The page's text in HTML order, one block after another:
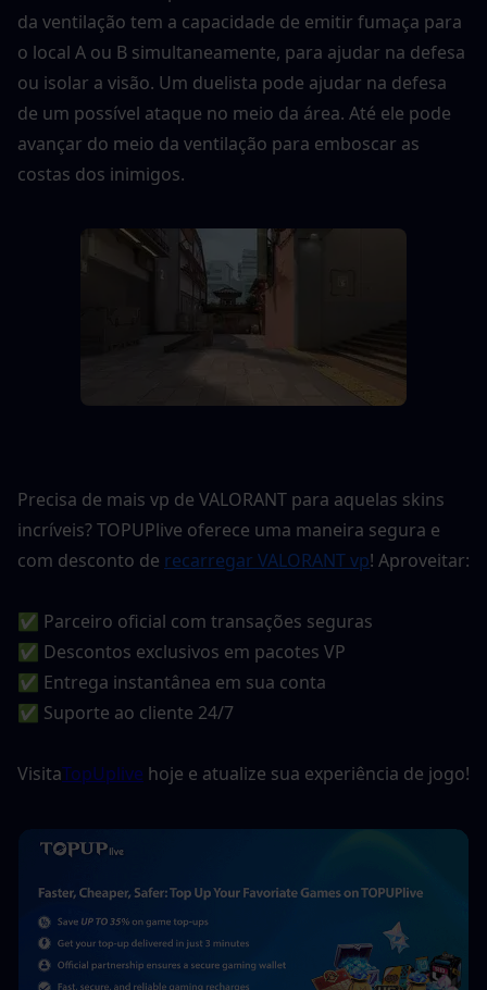
da ventilação tem a capacidade de emitir fumaça para
o local A ou B simultaneamente, para ajudar na defesa
ou isolar a visão. Um duelista pode ajudar na defesa
de um possível ataque no meio da área. Até ele pode
avançar do meio da ventilação para emboscar as
costas dos inimigos.
Precisa de mais vp de VALORANT para aquelas skins
incríveis? TOPUPlive oferece uma maneira segura e
com desconto de recarregar VALORANT vp! Aproveitar:
✅ Parceiro oficial com transações seguras
✅ Descontos exclusivos em pacotes VP
✅ Entrega instantânea em sua conta
✅ Suporte ao cliente 24/7
VisitaTopUplive hoje e atualize sua experiência de jogo!